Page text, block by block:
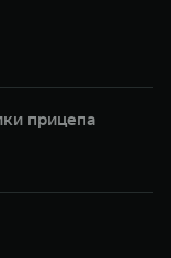
прицепа